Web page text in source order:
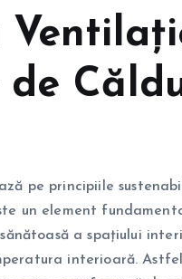
de
pe principiile
un element
a spațiului
interioară.